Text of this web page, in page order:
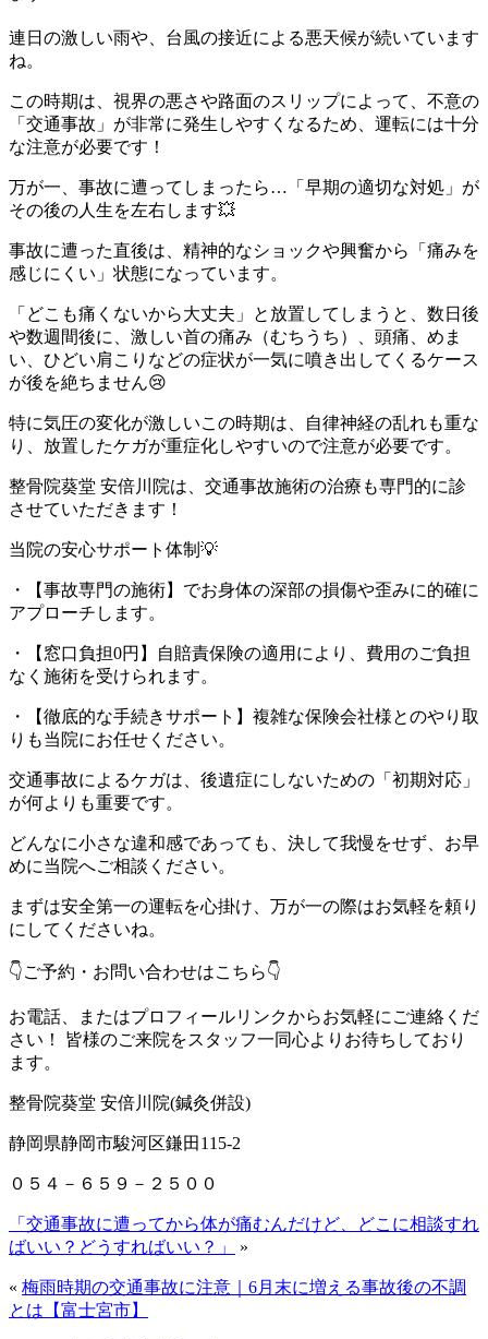
連日の激しい雨や、台風の接近による悪天候が続いています
ね。
この時期は、視界の悪さや路面のスリップによって、不意の
「交通事故」が非常に発生しやすくなるため、運転には十分
な注意が必要です！
万が一、事故に遭ってしまったら…「早期の適切な対処」が
その後の人生を左右します💥
事故に遭った直後は、精神的なショックや興奮から「痛みを
感じにくい」状態になっています。
「どこも痛くないから大丈夫」と放置してしまうと、数日後
や数週間後に、激しい首の痛み（むちうち）、頭痛、めま
い、ひどい肩こりなどの症状が一気に噴き出してくるケース
が後を絶ちません😢
特に気圧の変化が激しいこの時期は、自律神経の乱れも重な
り、放置したケガが重症化しやすいので注意が必要です。
整骨院葵堂 安倍川院は、交通事故施術の治療も専門的に診
させていただきます！
当院の安心サポート体制💡
・【事故専門の施術】でお身体の深部の損傷や歪みに的確に
アプローチします。
・【窓口負担0円】自賠責保険の適用により、費用のご負担
なく施術を受けられます。
・【徹底的な手続きサポート】複雑な保険会社様とのやり取
りも当院にお任せください。
交通事故によるケガは、後遺症にしないための「初期対応」
が何よりも重要です。
どんなに小さな違和感であっても、決して我慢をせず、お早
めに当院へご相談ください。
まずは安全第一の運転を心掛け、万が一の際はお気軽を頼り
にしてくださいね。
👇ご予約・お問い合わせはこちら👇
お電話、またはプロフィールリンクからお気軽にご連絡くだ
さい！ 皆様のご来院をスタッフ一同心よりお待ちしており
ます。
整骨院葵堂 安倍川院(鍼灸併設)
静岡県静岡市駿河区鎌田115‐2
０５４－６５９－２５００
「交通事故に遭ってから体が痛むんだけど、どこに相談すれ
ばいい？どうすればいい？」
»
« 梅雨時期の交通事故に注意｜6月末に増える事故後の不調
とは【富士宮市】